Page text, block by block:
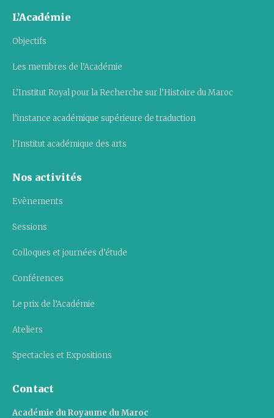
L’Académie
Objectifs
Les membres de l’Académie
L’Institut Royal pour la Recherche sur l’Histoire du Maroc
l’instance académique supérieure de traduction
l’Institut académique des arts
Nos activités
Evènements
Sessions
Colloques et journées d’étude
Conférences
Le prix de l’Académie
Ateliers
Spectacles et Expositions
Contact
Académie du Royaume du Maroc